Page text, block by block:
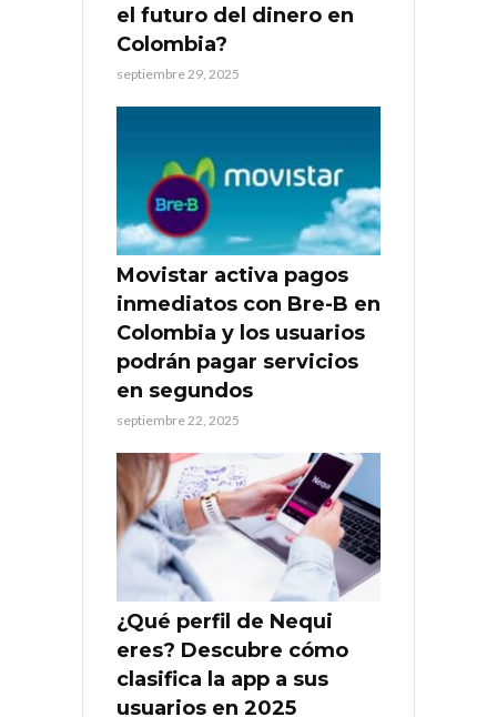
el futuro del dinero en
Colombia?
septiembre 29, 2025
Movistar activa pagos
inmediatos con Bre-B en
Colombia y los usuarios
podrán pagar servicios
en segundos
septiembre 22, 2025
¿Qué perfil de Nequi
eres? Descubre cómo
clasifica la app a sus
usuarios en 2025